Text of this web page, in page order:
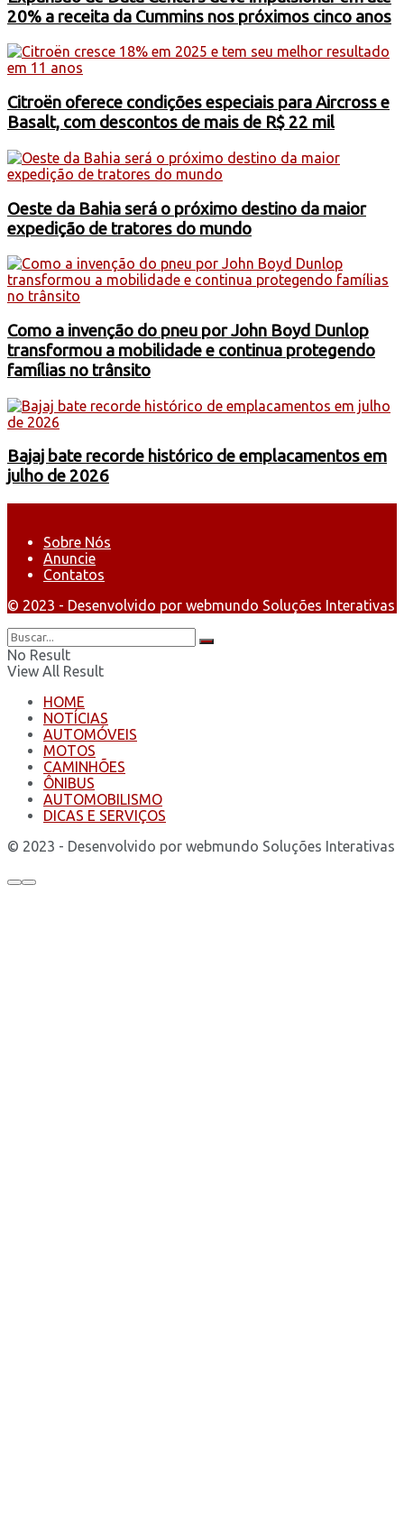
20% a receita da Cummins nos próximos cinco anos
Citroën oferece condições especiais para Aircross e
Basalt, com descontos de mais de R$ 22 mil
Oeste da Bahia será o próximo destino da maior
expedição de tratores do mundo
Como a invenção do pneu por John Boyd Dunlop
transformou a mobilidade e continua protegendo
famílias no trânsito
Bajaj bate recorde histórico de emplacamentos em
julho de 2026
Sobre Nós
Anuncie
Contatos
© 2023 - Desenvolvido por webmundo Soluções Interativas
No Result
View All Result
HOME
NOTÍCIAS
AUTOMÓVEIS
MOTOS
CAMINHÕES
ÔNIBUS
AUTOMOBILISMO
DICAS E SERVIÇOS
© 2023 - Desenvolvido por webmundo Soluções Interativas